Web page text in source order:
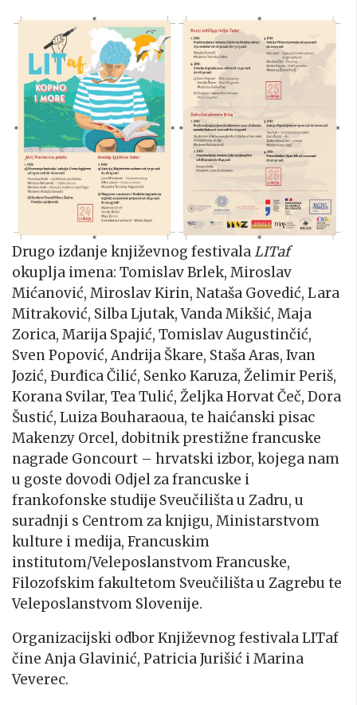
Drugo izdanje književnog festivalaLITaf
okuplja imena: Tomislav Brlek, Miroslav
Mićanović, Miroslav Kirin, Nataša Govedić, Lara
Mitraković, Silba Ljutak, Vanda Mikšić, Maja
Zorica, Marija Spajić, Tomislav Augustinčić,
Sven Popović, Andrija Škare, Staša Aras, Ivan
Jozić, Đurđica Čilić, Senko Karuza, Želimir Periš,
Korana Svilar, Tea Tulić, Željka Horvat Čeč, Dora
Šustić, Luiza Bouharaoua, te haićanski pisac
Makenzy Orcel, dobitnik prestižne francuske
nagrade Goncourt – hrvatski izbor, kojega nam
u goste dovodi Odjel za francuske i
frankofonske studije Sveučilišta u Zadru, u
suradnji s Centrom za knjigu, Ministarstvom
kulture i medija, Francuskim
institutom/Veleposlanstvom Francuske,
Filozofskim fakultetom Sveučilišta u Zagrebu te
Veleposlanstvom Slovenije.
Organizacijski odbor Književnog festivala LITaf
čine Anja Glavinić, Patricia Jurišić i Marina
Veverec.